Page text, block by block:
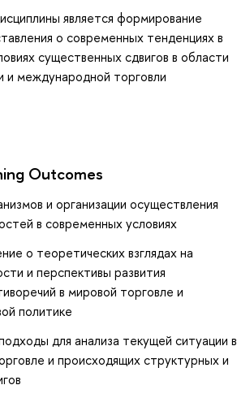
является формирование
о современных тенденциях в
существенных сдвигов в области
и международной торговли
Outcomes
и организации осуществления
в современных условиях
о теоретических взглядах на
и перспективы развития
в мировой торговле и
политике
для анализа текущей ситуации в
и происходящих структурных и